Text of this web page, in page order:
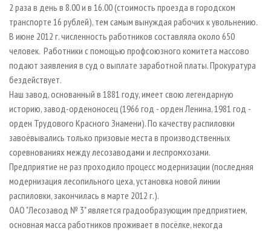
2 раза в день в 8.00 и в 16.00 (стоимость проезда в городском
транспорте 16 рублей), тем самым вынуждая рабочих к увольнению.
В июне 2012 г. численность работников составляла около 650
человек. Работники с помощью профсоюзного комитета массово
подают заявления в суд о выплате заработной платы. Прокуратура
бездействует.
Наш завод, основанный в 1881 году, имеет свою легендарную
историю, завод-орденоносец (1966 год - орден Ленина, 1981 год -
орден Трудового Красного Знамени). По качеству распиловки
завоёвывались только призовые места в производственных
соревнованиях между лесозаводами и леспромхозами.
Предприятие не раз проходило процесс модернизации (последняя
модернизация лесопильного цеха, установка новой линии
распиловки, закончилась в марте 2012 г.).
ОАО "Лесозавод № 3" является градообразующим предприятием,
основная масса работников проживает в посёлке, некогда